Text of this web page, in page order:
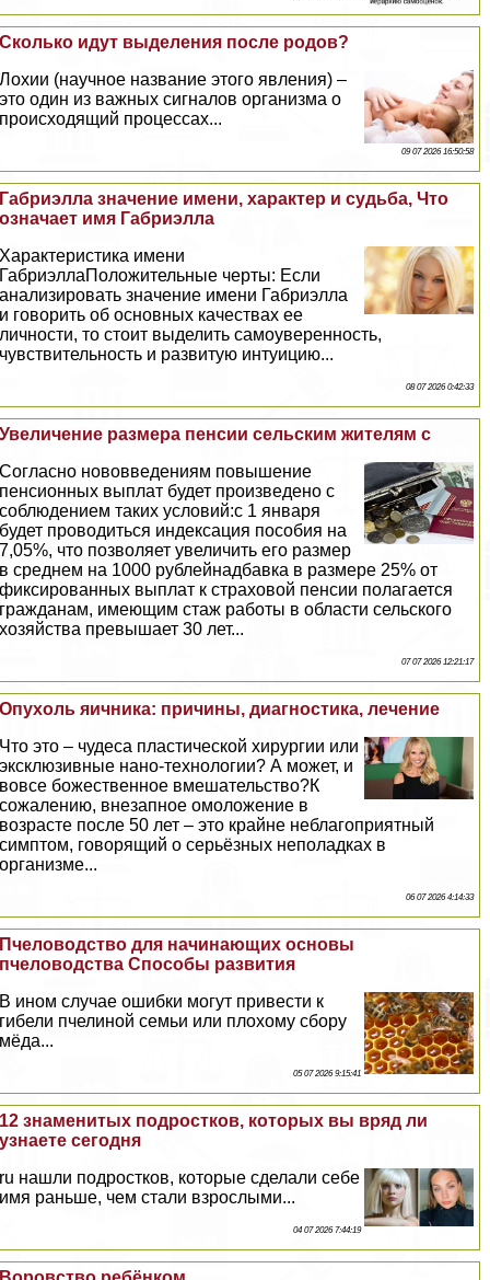
Сколько идут выделения после родов?
Лохии (научное название этого явления) –
это один из важных сигналов организма о
происходящий процессах...
09 07 2026 16:50:58
Габриэлла значение имени, хаpaктер и судьба, Что
означает имя Габриэлла
Хаpaктеристика имени
ГабриэллаПоложительные черты: Если
анализировать значение имени Габриэлла
и говорить об основных качествах ее
личности, то стоит выделить самоуверенность,
чувствительность и развитую интуицию...
08 07 2026 0:42:33
Увеличение размера пенсии сельским жителям с
Согласно нововведениям повышение
пенсионных выплат будет произведено с
соблюдением таких условий:с 1 января
будет проводиться индексация пособия на
7,05%, что позволяет увеличить его размер
в среднем на 1000 рублейнадбавка в размере 25% от
фиксированных выплат к страховой пенсии полагается
гражданам, имеющим стаж работы в области сельского
хозяйства превышает 30 лет...
07 07 2026 12:21:17
Опухоль яичника: причины, диагностика, лечение
Что это – чудеса пластической хирургии или
эксклюзивные нано-технологии? А может, и
вовсе божественное вмешательство?К
сожалению, внезапное омоложение в
возрасте после 50 лет – это крайне нeблагоприятный
симптом, говорящий о серьёзных неполадках в
организме...
06 07 2026 4:14:33
Пчеловодство для начинающих основы
пчеловодства Способы развития
В ином случае ошибки могут привести к
гибели пчелиной семьи или плохому сбору
мёда...
05 07 2026 9:15:41
12 знаменитых подростков, которых вы вряд ли
узнаете сегодня
ru нашли подростков, которые сделали себе
имя раньше, чем стали взрослыми...
04 07 2026 7:44:19